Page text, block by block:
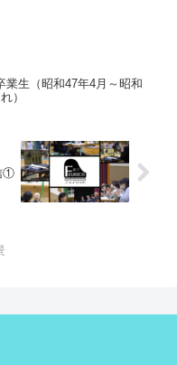
業生（昭和47年4月～昭和
）
①